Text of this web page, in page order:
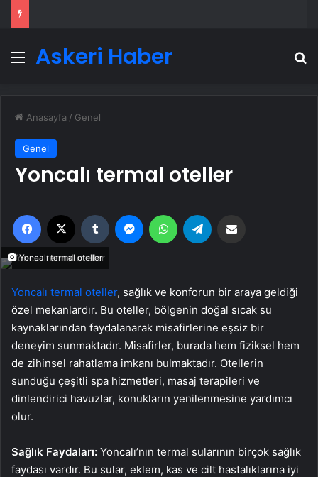
Menü
Askeri Haber
Anasayfa / Genel
Genel
Yoncalı termal oteller
Facebook Tumblr MessengerWhatsApp
Yoncalı termal oteller
Yoncalı termal oteller, sağlık ve konforun bir araya geldiği
özel mekanlardır. Bu oteller, bölgenin doğal sıcak su
kaynaklarından faydalanarak misafirlerine eşsiz bir
deneyim sunmaktadır. Misafirler, burada hem fiziksel hem
de zihinsel rahatlama imkanı bulmaktadır. Otellerin
sunduğu çeşitli spa hizmetleri, masaj terapileri ve
dinlendirici havuzlar, konukların yenilenmesine yardımcı
olur.
Sağlık Faydaları: Yoncalı’nın termal sularının birçok sağlık
faydası vardır. Bu sular, eklem, kas ve cilt hastalıklarına iyi